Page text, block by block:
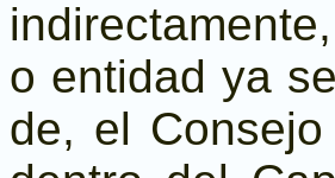
o entidad ya
de, el